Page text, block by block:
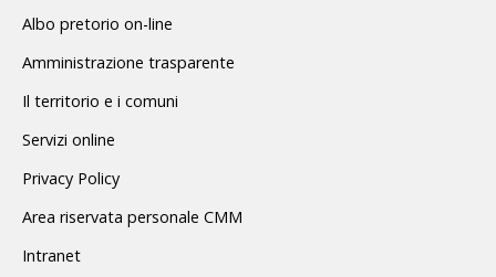
Albo pretorio on-line
Amministrazione trasparente
Il territorio e i comuni
Servizi online
Privacy Policy
Area riservata personale CMM
Intranet